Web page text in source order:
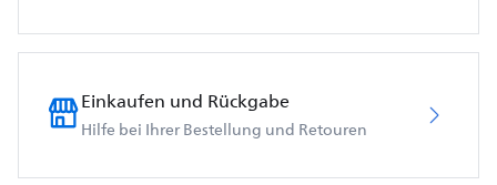
Einkaufen und Rückgabe
Hilfe bei Ihrer Bestellung und Retouren